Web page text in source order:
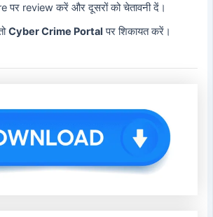
पर review करें और दूसरों को चेतावनी दें।
Cyber Crime Portal पर शिकायत करें।